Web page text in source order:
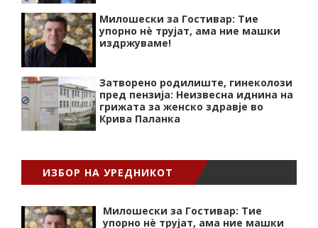
Милошески за Гостивар: Тие
упорно нѐ трујат, ама ние машки
издржуваме!
Затворено родилиште, гинеколози
пред пензија: Неизвесна иднина на
грижата за женско здравје во
Крива Паланка
ИЗБОР НА УРЕДНИКОТ
Милошески за Гостивар: Тие
упорно нѐ трујат, ама ние машки